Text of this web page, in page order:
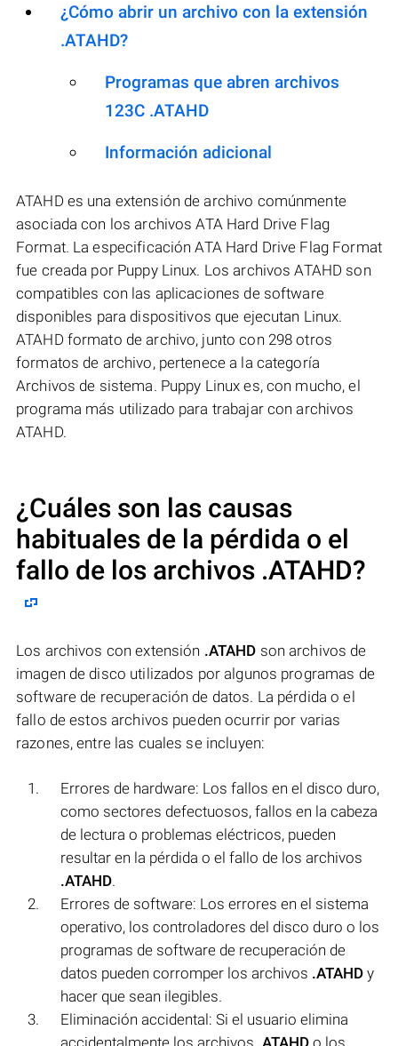
¿Cómo abrir un archivo con la extensión
.ATAHD?
Programas que abren archivos
123C .ATAHD
Información adicional
ATAHD es una extensión de archivo comúnmente
asociada con los archivos ATA Hard Drive Flag
Format. La especificación ATA Hard Drive Flag Format
fue creada por Puppy Linux. Los archivos ATAHD son
compatibles con las aplicaciones de software
disponibles para dispositivos que ejecutan Linux.
ATAHD formato de archivo, junto con 298 otros
formatos de archivo, pertenece a la categoría
Archivos de sistema. Puppy Linux es, con mucho, el
programa más utilizado para trabajar con archivos
ATAHD.
¿Cuáles son las causas
habituales de la pérdida o el
fallo de los archivos .ATAHD?
Los archivos con extensión .ATAHD son archivos de
imagen de disco utilizados por algunos programas de
software de recuperación de datos. La pérdida o el
fallo de estos archivos pueden ocurrir por varias
razones, entre las cuales se incluyen:
Errores de hardware: Los fallos en el disco duro,
como sectores defectuosos, fallos en la cabeza
de lectura o problemas eléctricos, pueden
resultar en la pérdida o el fallo de los archivos
.ATAHD.
Errores de software: Los errores en el sistema
operativo, los controladores del disco duro o los
programas de software de recuperación de
datos pueden corromper los archivos .ATAHD y
hacer que sean ilegibles.
Eliminación accidental: Si el usuario elimina
accidentalmente los archivos .ATAHD o los